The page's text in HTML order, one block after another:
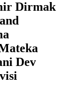
Dirmak
Dev